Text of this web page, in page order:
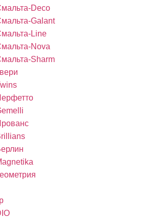
Deco
Galant
Line
Nova
Sharm